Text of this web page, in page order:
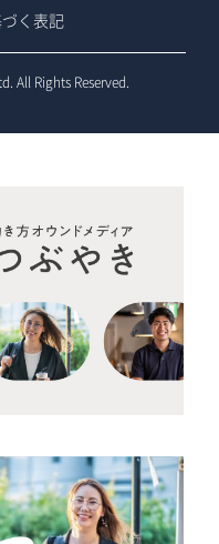
く表記
All Rights Reserved.